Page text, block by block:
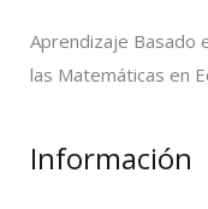
Aprendizaje Basado
las Matemáticas en
Información